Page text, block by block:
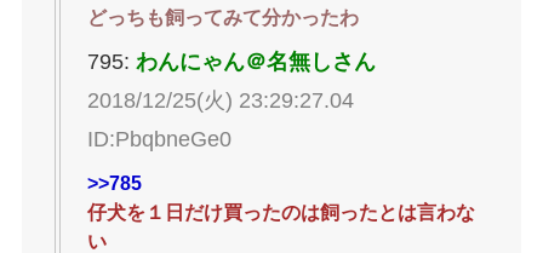
どっちも飼ってみて分かったわ
795: わんにゃん＠名無しさん
2018/12/25(火) 23:29:27.04
ID:PbqbneGe0
>>785
仔犬を１日だけ買ったのは飼ったとは言わな
い